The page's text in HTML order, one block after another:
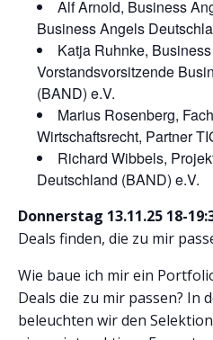
Alf Arnold, Business
Business Angels
Katja Ruhnke,
Vorstandsvorsitzende
(BAND) e.V.
Marius Rosenberg,
Wirtschaftsrecht, Partner
Richard Wibbels,
Deutschland (BAND) e.V.
Donnerstag 13.11.25 18-
Deals finden, die zu mir
Wie baue ich mir ein
Deals die zu mir passen? In
beleuchten wir den